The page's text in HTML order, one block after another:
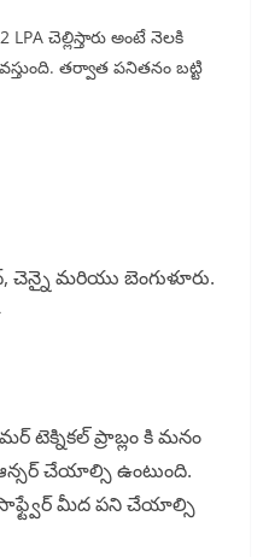
చెల్లిస్తారు అంటే నెలకి
తర్వాత పనితనం బట్టి
మరియు బెంగుళూరు.
టెక్నికల్ ప్రాబ్లం కి మనం
చేయాల్సి ఉంటుంది.
మీద పని చేయాల్సి